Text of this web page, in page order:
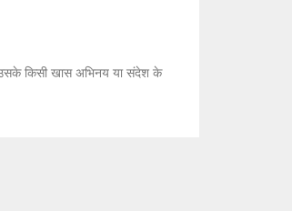
किसी खास अभिनय या संदेश के